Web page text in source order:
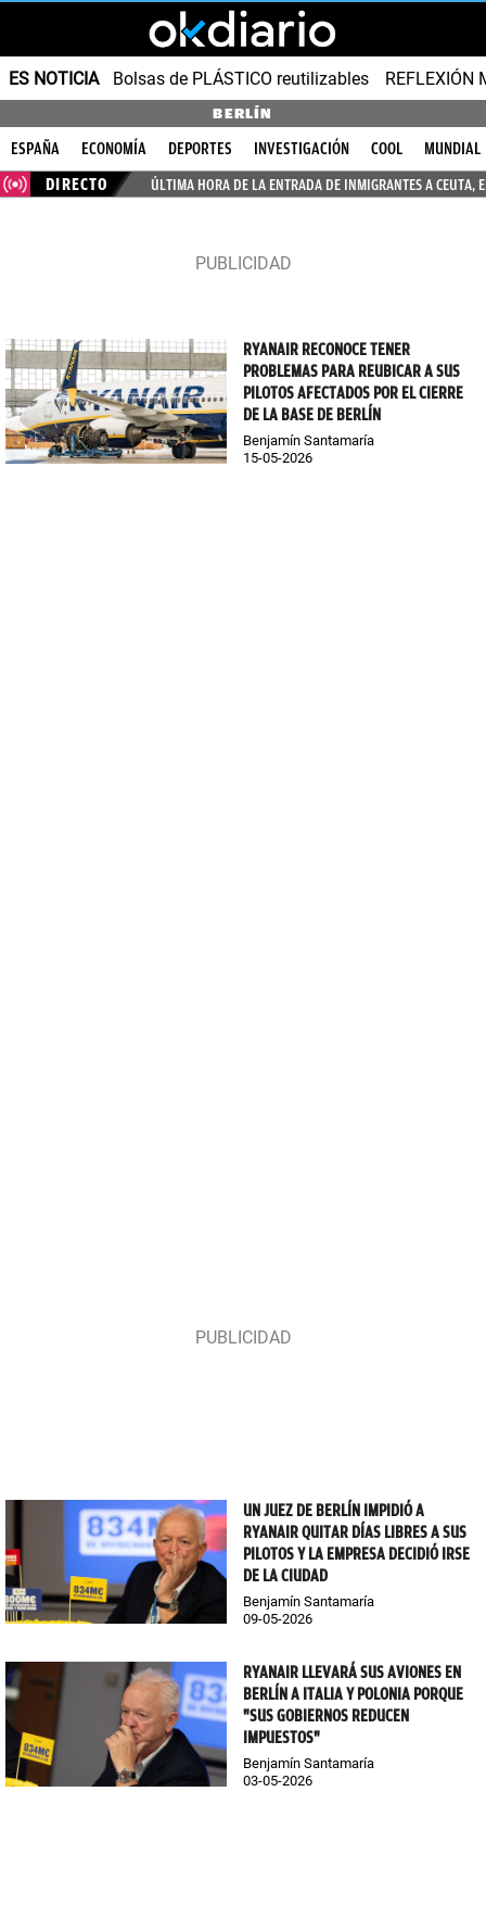
ES NOTICIA Bolsas de PLÁSTICO reutilizables REFLEXIÓN
BERLÍN
ESPAÑA ECONOMÍA DEPORTES INVESTIGACIÓN COOL
MUNDIAL
DIRECTO
ÚLTIMA HORA DE LA ENTRADA DE INMIGRANTES A CEUTA,
RYANAIR RECONOCE TENER
PROBLEMAS PARA REUBICAR A SUS
PILOTOS AFECTADOS POR EL CIERRE
DE LA BASE DE BERLÍN
Benjamín Santamaría
15-05-2026
UN JUEZ DE BERLÍN IMPIDIÓ A
RYANAIR QUITAR DÍAS LIBRES A SUS
PILOTOS Y LA EMPRESA DECIDIÓ IRSE
DE LA CIUDAD
Benjamín Santamaría
09-05-2026
RYANAIR LLEVARÁ SUS AVIONES EN
BERLÍN A ITALIA Y POLONIA PORQUE
"SUS GOBIERNOS REDUCEN
IMPUESTOS"
Benjamín Santamaría
03-05-2026